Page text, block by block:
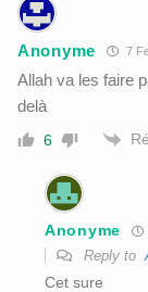
Anonyme 7
Allah va les faire
delà
6
Anonyme
Reply to
Cet sure